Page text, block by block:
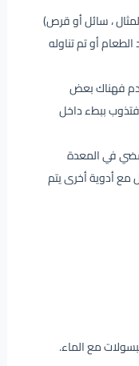
، سائل أو قرص)
أو تم تناوله
فهناك بعض
ببطء داخل
في المعدة
مع أدوية أخرى يتم
مع الماء.